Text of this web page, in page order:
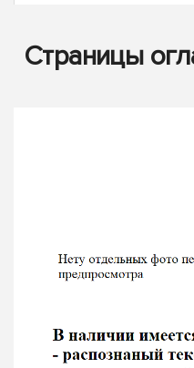
Страницы